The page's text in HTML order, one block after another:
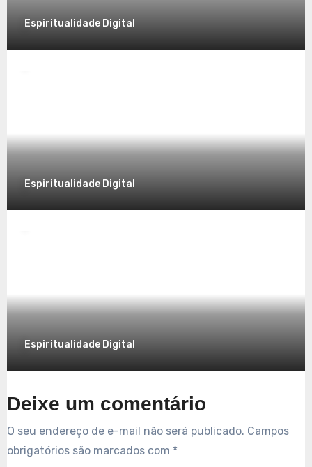
Espiritualidade Digital
Espiritualidade Digital
Espiritualidade Digital
Deixe um comentário
O seu endereço de e-mail não será publicado. Campos
obrigatórios são marcados com *